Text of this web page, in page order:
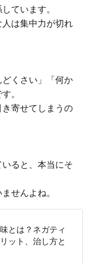
ています。
は集中力が切れ
どくさい」「何か
。
寄せてしまうの
いると、本当にそ
せんよね。
とは？ネガティ
ット、治し方と